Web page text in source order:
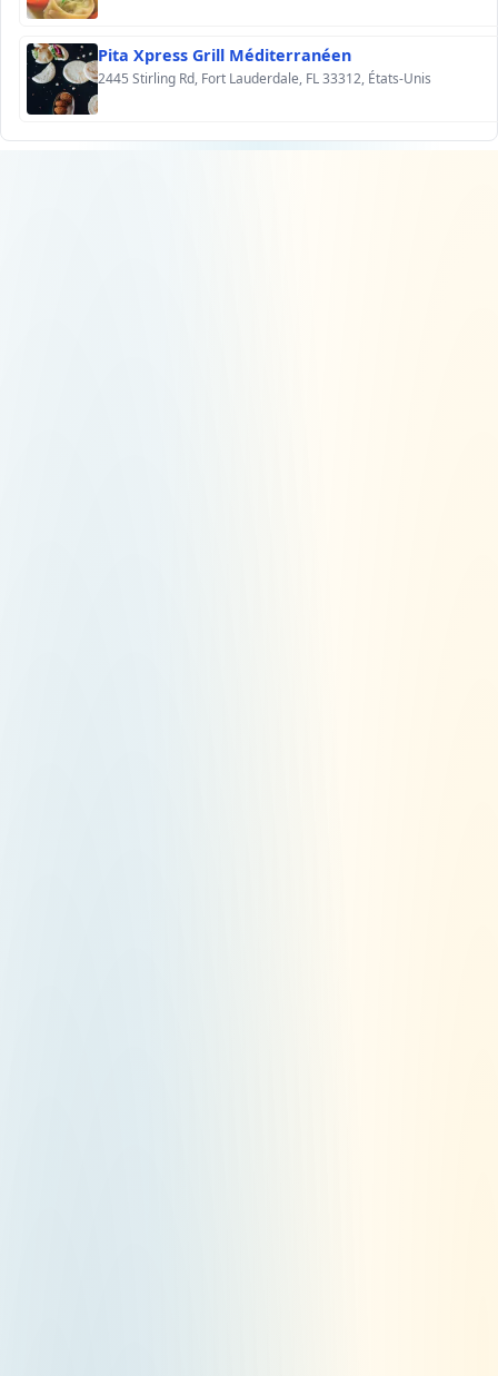
Pita Xpress Grill Méditerranéen
2445 Stirling Rd, Fort Lauderdale, FL 33312, États-Unis